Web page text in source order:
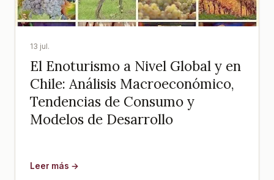
13 jul.
El Enoturismo a Nivel Global y en
Chile: Análisis Macroeconómico,
Tendencias de Consumo y
Modelos de Desarrollo
Leer más →